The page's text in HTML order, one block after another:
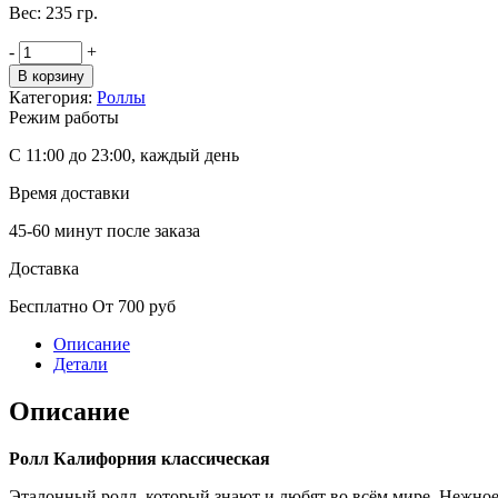
Вес: 235 гр.
- +
В корзину
Категория: Роллы
Режим работы
С 11:00 до 23:00, каждый день
Время доставки
45-60 минут после заказа
Доставка
Бесплатно От 700 руб
Описание
Детали
Описание
Ролл Калифорния классическая